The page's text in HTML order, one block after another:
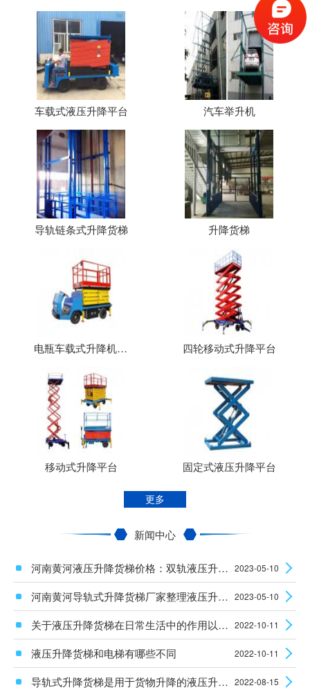
车载式液压升降平台 汽车举升机
导轨链条式升降货梯 升降货梯
电瓶车载式升降机（平台） 四轮移动式升降平台
移动式升降平台 固定式液压升降平台
更多
新闻中心
河南黄河液压升降货梯价格：双轨液压升降平台使用时安全性怎么样？ 2023-05-10
河南黄河导轨式升降货梯厂家整理液压升降设备电机的维护知识 2023-05-10
关于液压升降货梯在日常生活中的作用以及安装使用须知 2022-10-11
液压升降货梯和电梯有哪些不同 2022-10-11
导轨式升降货梯是用于货物升降的液压升降机械设备 2022-08-15